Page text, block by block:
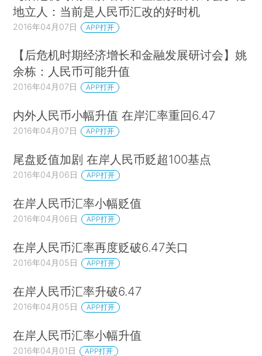
地立人：当前是人民币汇改的好时机
2016年04月07日 APP打开
【后危机时期经济增长和金融发展研讨会】姚
余栋：人民币可能升值
2016年04月07日 APP打开
内外人民币小幅升值 在岸汇率重回6.47
2016年04月07日 APP打开
尾盘贬值加剧 在岸人民币贬超100基点
2016年04月06日 APP打开
在岸人民币汇率小幅贬值
2016年04月06日 APP打开
在岸人民币汇率再度贬破6.47关口
2016年04月05日 APP打开
在岸人民币汇率升破6.47
2016年04月05日 APP打开
在岸人民币汇率小幅升值
2016年04月01日 APP打开